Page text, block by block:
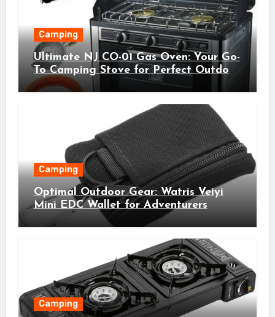
Camping
Ultimate NJ CO-01 Gas Oven: Your Go-
To Camping Stove for Perfect Outdoor
Cooking!
Camping
Optimal Outdoor Gear: Watris Veiyi
Mini EDC Wallet for Adventurers
Camping